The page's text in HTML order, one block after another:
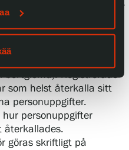
att granska vilka uppgifter
samt att begära
som berör dem och som
Dessutom har
att uppgifter som
Registrerade
som helst återkalla sitt
personuppgifter.
personuppgifter
återkallades.
göras skriftligt på